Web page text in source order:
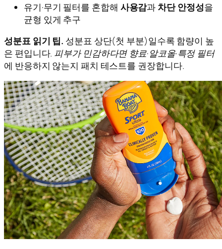
유기·무기 필터를 혼합해 사용감과 차단 안정성을
균형 있게 추구
성분표 읽기 팁. 성분표 상단(첫 부분)일수록 함량이 높
은 편입니다. 피부가 민감하다면 향료·알코올·특정 필터
에 반응하지 않는지 패치 테스트를 권장합니다.